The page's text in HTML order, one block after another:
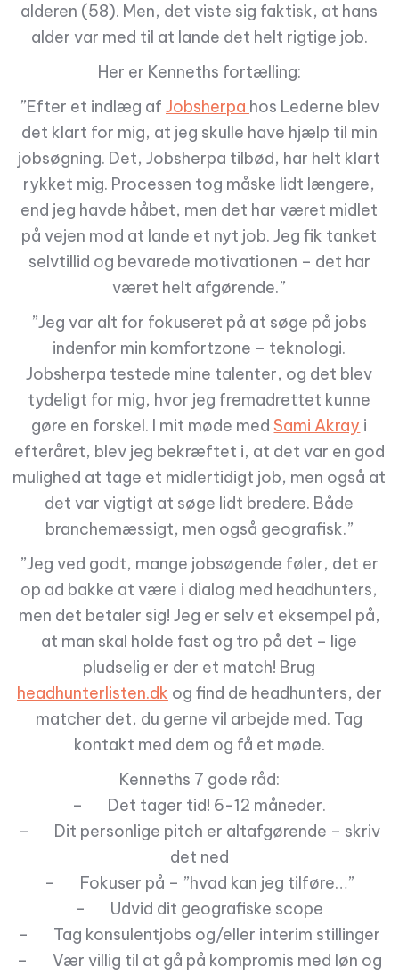
alderen (58). Men, det viste sig faktisk, at hans
alder var med til at lande det helt rigtige job.
Her er Kenneths fortælling:
”Efter et indlæg af Jobsherpa hos Lederne blev
det klart for mig, at jeg skulle have hjælp til min
jobsøgning. Det, Jobsherpa tilbød, har helt klart
rykket mig. Processen tog måske lidt længere,
end jeg havde håbet, men det har været midlet
på vejen mod at lande et nyt job. Jeg fik tanket
selvtillid og bevarede motivationen – det har
været helt afgørende.”
”Jeg var alt for fokuseret på at søge på jobs
indenfor min komfortzone – teknologi.
Jobsherpa testede mine talenter, og det blev
tydeligt for mig, hvor jeg fremadrettet kunne
gøre en forskel. I mit møde medSami Akray i
efteråret, blev jeg bekræftet i, at det var en god
mulighed at tage et midlertidigt job, men også at
det var vigtigt at søge lidt bredere. Både
branchemæssigt, men også geografisk.”
”Jeg ved godt, mange jobsøgende føler, det er
op ad bakke at være i dialog med headhunters,
men det betaler sig! Jeg er selv et eksempel på,
at man skal holde fast og tro på det – lige
pludselig er der et match! Brug
headhunterlisten.dk og find de headhunters, der
matcher det, du gerne vil arbejde med. Tag
kontakt med dem og få et møde.
Kenneths 7 gode råd:
– Det tager tid! 6-12 måneder.
– Dit personlige pitch er altafgørende – skriv
det ned
– Fokuser på – ”hvad kan jeg tilføre…”
– Udvid dit geografiske scope
– Tag konsulentjobs og/eller interim stillinger
– Vær villig til at gå på kompromis med løn og